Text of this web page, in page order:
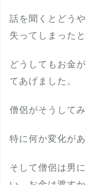
話を聞くとどう
失ってしまったと
どうしてもお金
てあげました。
僧侶がそうして
特に何か変化が
そして僧侶は男